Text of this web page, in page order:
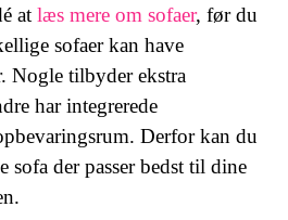
at læs mere om sofaer, før du
sofaer kan have
Nogle tilbyder ekstra
har integrerede
Derfor kan du
der passer bedst til dine